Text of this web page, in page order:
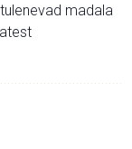
madala